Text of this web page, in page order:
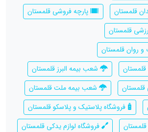
قلمستان
پارچه فروشی قلمستان
قلمستان
روان قلمستان
قلمستان
شعب بیمه البرز قلمستان
شعب بیمه ملت قلمستان
فروشگاه پلاستیک و پلاسکو قلمستان
فروشگاه لوازم یدکی قلمستان